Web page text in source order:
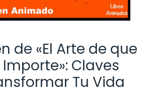
de «El Arte de que
Importe»: Claves
Tu Vida